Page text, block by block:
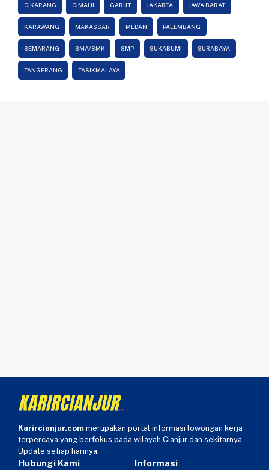
CIKARANG CIMAHI GARUT JAKARTA JAWA BARAT
KARAWANG MAKASSAR MEDAN PALEMBANG
SEMARANG SMA/SMK SMP SUKABUMI SURABAYA
TANGERANG TASIKMALAYA
Karircianjur.com merupakan portal informasi lowongan kerja
terpercaya yang berfokus pada wilayah Cianjur dan sekitarnya.
Update setiap harinya.
Hubungi Kami Informasi